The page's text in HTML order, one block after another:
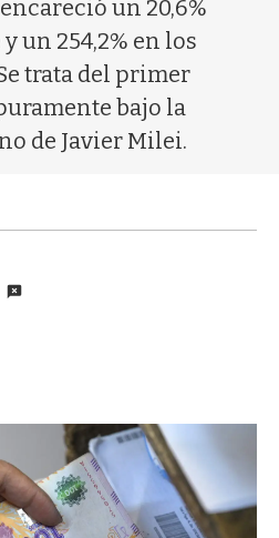
un 20,6%
un 254,2% en los
trata del primer
bajo la
de Javier Milei.